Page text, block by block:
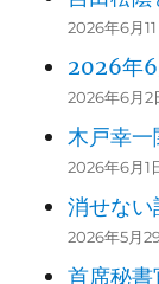
2026年6月11
2026年6
2026年6月2
木戸幸
2026年6月1
消せな
2026年5月
首席秘